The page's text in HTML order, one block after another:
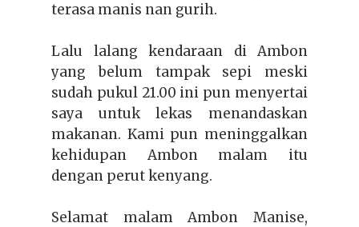
terasa manis nan gurih.
Lalu lalang kendaraan di Ambon
yang belum tampak sepi meski
sudah pukul 21.00 ini pun menyertai
saya untuk lekas menandaskan
makanan. Kami pun meninggalkan
kehidupan Ambon malam itu
dengan perut kenyang.
Selamat malam Ambon Manise,